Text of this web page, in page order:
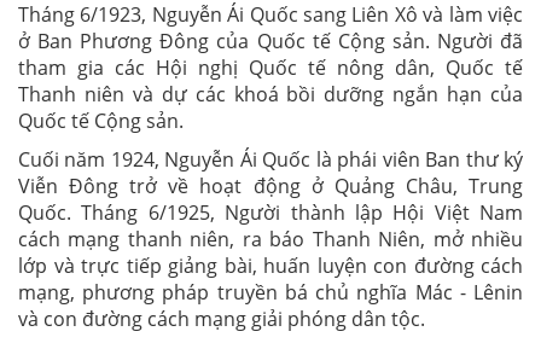
Tháng 6/1923, Nguyễn Ái Quốc sang Liên Xô và làm việc
ở Ban Phương Đông của Quốc tế Cộng sản. Người đã
tham gia các Hội nghị Quốc tế nông dân, Quốc tế
Thanh niên và dự các khoá bồi dưỡng ngắn hạn của
Quốc tế Cộng sản.
Cuối năm 1924, Nguyễn Ái Quốc là phái viên Ban thư ký
Viễn Đông trở về hoạt động ở Quảng Châu, Trung
Quốc. Tháng 6/1925, Người thành lập Hội Việt Nam
cách mạng thanh niên, ra báo Thanh Niên, mở nhiều
lớp và trực tiếp giảng bài, huấn luyện con đường cách
mạng, phương pháp truyền bá chủ nghĩa Mác - Lênin
và con đường cách mạng giải phóng dân tộc.